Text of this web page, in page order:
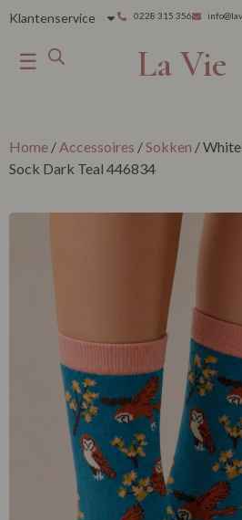
Klantenservice 0228 315 356
☰ La Vie
Home / Accessoires /Sokken /
Sock Dark Teal 446834